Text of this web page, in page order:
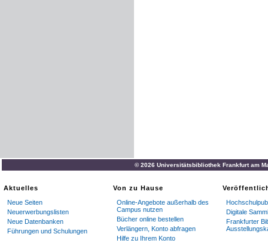
© 2026 Universitätsbibliothek Frankfurt am
Aktuelles
Neue Seiten
Neuerwerbungslisten
Neue Datenbanken
Führungen und Schulungen
Von zu Hause
Online-Angebote außerhalb des
Campus nutzen
Bücher online bestellen
Verlängern, Konto abfragen
Hilfe zu Ihrem Konto
Digitale
Frankfurter